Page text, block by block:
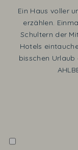
Ein Haus voller
erzählen.
Schultern der
Hotels
bisschen Urlaub